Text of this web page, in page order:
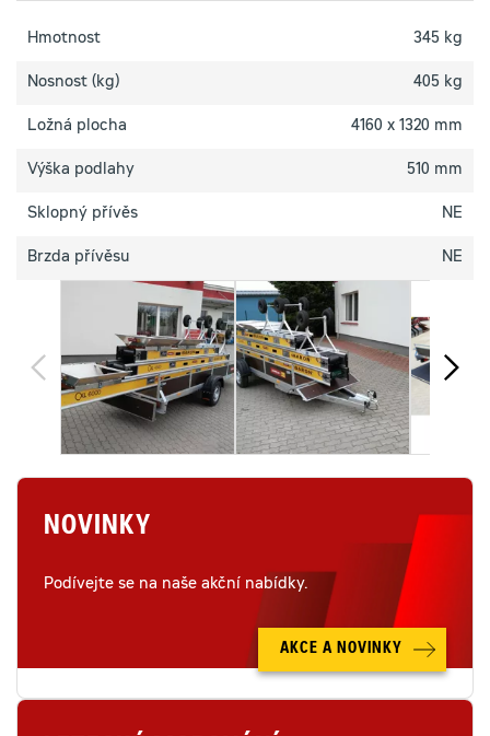
Hmotnost 345 kg
Nosnost (kg) 405 kg
Ložná plocha 4160 x 1320 mm
Výška podlahy 510 mm
Sklopný přívěs NE
Brzda přívěsu NE
NOVINKY
Podívejte se na naše akční nabídky.
AKCE A NOVINKY